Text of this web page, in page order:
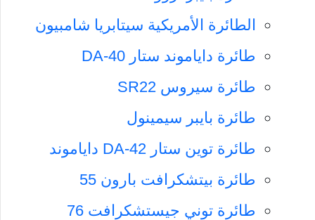
الطائرة الأمريكية سيتابريا شامبيون
طائرة داياموند ستار DA-40
طائرة سيروس SR22
طائرة بايبر سيمينول
طائرة توين ستار DA-42 داياموند
طائرة بيتشكرافت بارون 55
طائرة توني جيستشكرافت 76